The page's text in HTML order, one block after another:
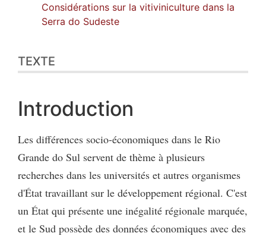
Considérations sur la vitiviniculture dans la
Serra do Sudeste
TEXTE
Introduction
Les différences socio-économiques dans le Rio
Grande do Sul servent de thème à plusieurs
recherches dans les universités et autres organismes
d'État travaillant sur le développement régional. C'est
un État qui présente une inégalité régionale marquée,
et le Sud possède des données économiques avec des